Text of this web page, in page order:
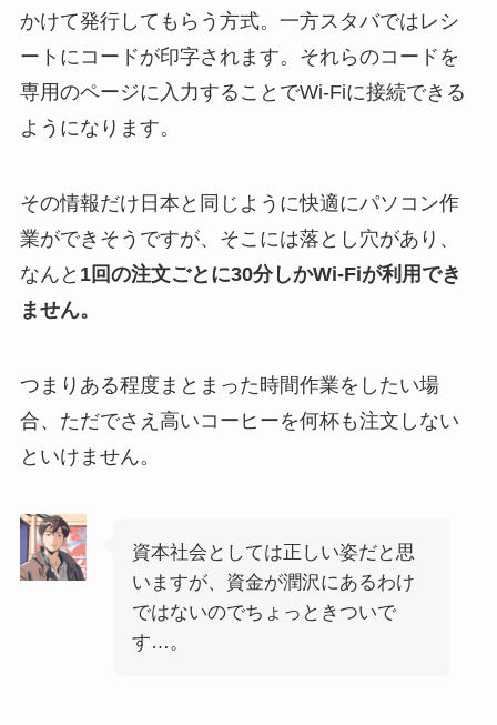
かけて発行してもらう方式。一方スタバではレシ
ートにコードが印字されます。それらのコードを
専用のページに入力することでWi-Fiに接続できる
ようになります。
その情報だけ日本と同じように快適にパソコン作
業ができそうですが、そこには落とし穴があり、
なんと 1回の注文ごとに30分しかWi-Fiが利用でき
ません。
つまりある程度まとまった時間作業をしたい場
合、ただでさえ高いコーヒーを何杯も注文しない
といけません。
資本社会としては正しい姿だと思
いますが、資金が潤沢にあるわけ
ではないのでちょっときついで
す…。